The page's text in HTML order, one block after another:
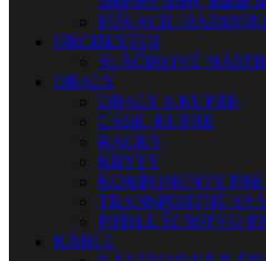
FÚKACIE
ORCHESTER
SLÁČIKOVÉ
OBALY
OBALY A KUFRE
CASE, KUFRE
RACKY
KRYTY
KOMPONENTY
TRANSPORTNÉ
PRÍSLUŠENSTVO
KÁBLE